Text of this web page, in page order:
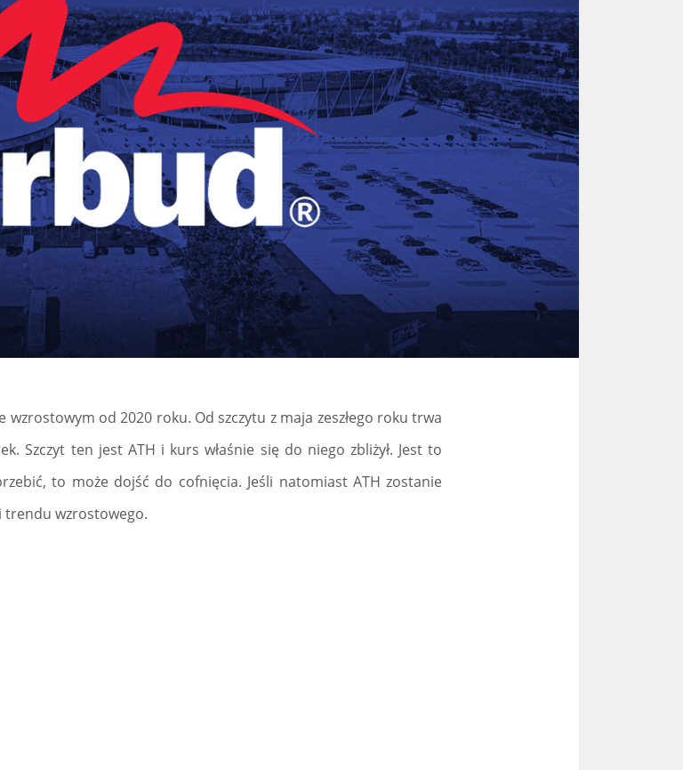
od 2020 roku. Od szczytu z maja zeszłego roku trwa
Szczyt ten jest ATH i kurs właśnie się do niego zbliżył. Jest to
to może dojść do cofnięcia. Jeśli natomiast ATH zostanie
trendu wzrostowego.